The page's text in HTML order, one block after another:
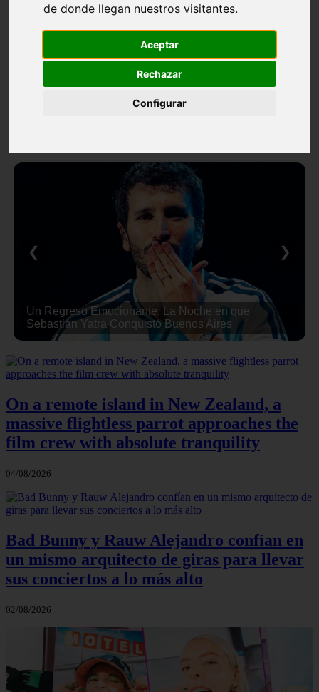
de donde llegan nuestros visitantes.
Aceptar
Rechazar
Configurar
Un Regreso Emocionante: La Noche en que
Sebastián Yatra Conquistó Buenos Aires
❮ ❯
On a remote island in New Zealand, a
massive flightless parrot approaches the
film crew with absolute tranquility
04/08/2026
Bad Bunny y Rauw Alejandro confían en
un mismo arquitecto de giras para llevar
sus conciertos a lo más alto
02/08/2026